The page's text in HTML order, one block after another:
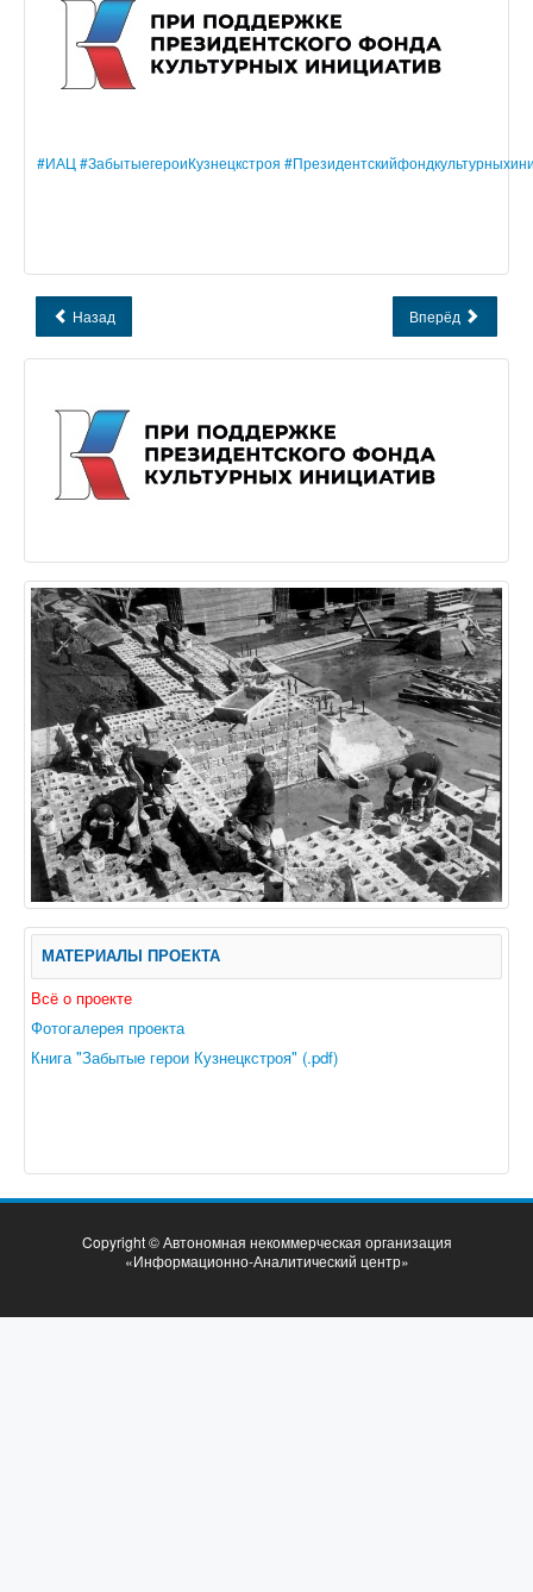
#ИАЦ#ЗабытыегероиКузнецкстроя
Назад Вперёд
МАТЕРИАЛЫ ПРОЕКТА
Всё о проекте
Фотогалерея проекта
Книга "Забытые герои Кузнецкстроя" (.pdf)
Copyright © Автономная некоммерческая организация
«Информационно-Аналитический центр»